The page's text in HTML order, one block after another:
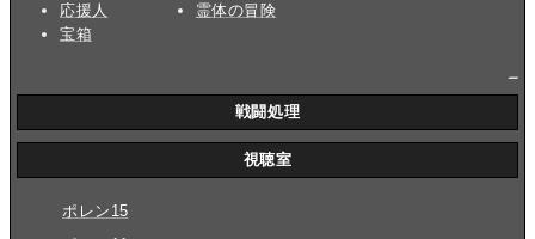
応援人
宝箱
霊体の冒険
戦闘処理
視聴室
ポレン15